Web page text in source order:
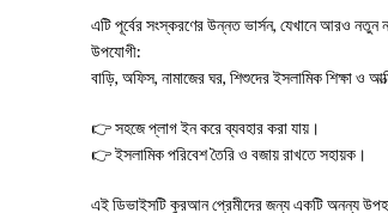
এটি পূর্বের সংস্করণের উন্নত ভার্সন, যেখানে আরও
উপযোগী:
বাড়ি, অফিস, নামাজের ঘর, শিশুদের ইসলামিক শিক্ষা ও
👉 সহজে প্লাগ ইন করে ব্যবহার করা যায়।
👉 ইসলামিক পরিবেশ তৈরি ও বজায় রাখতে সহায়ক।
এই ডিভাইসটি কুরআন প্রেমীদের জন্য একটি অনন্য